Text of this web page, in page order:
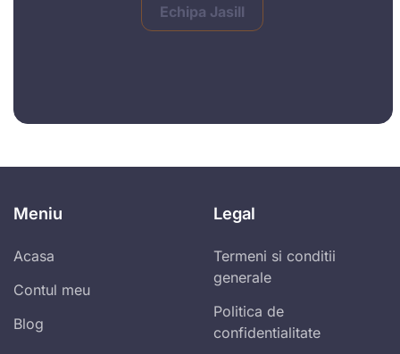
Echipa Jasill
Meniu
Acasa
Contul meu
Blog
Legal
Termeni si conditii
generale
Politica de
confidentialitate